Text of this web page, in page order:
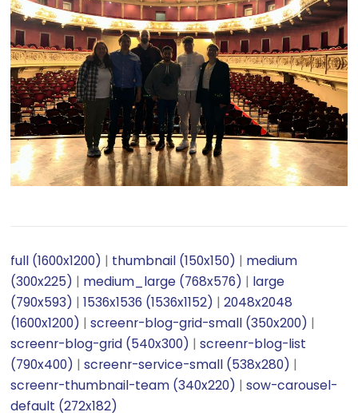
full (1600x1200) | thumbnail (150x150) | medium
(300x225) | medium_large (768x576) | large
(790x593) |1536x1536 (1536x1152) |2048x2048
(1600x1200) |screenr-blog-grid-small (350x200) |
screenr-blog-grid (540x300) |screenr-blog-list
(790x400) |screenr-service-small (538x280) |
screenr-thumbnail-team (340x220) |sow-carousel-
default (272x182)